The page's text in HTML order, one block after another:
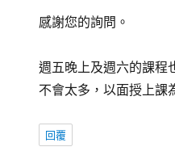
感謝您的詢問。
週五晚上及週六的課程
不會太多，以面授上課
回覆